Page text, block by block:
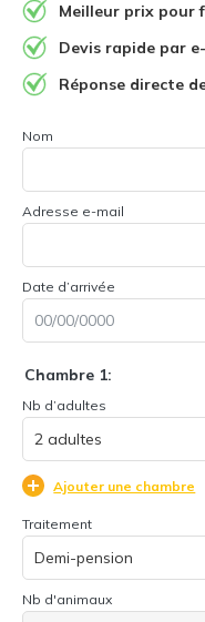
Meilleur prix pour
Devis rapide par
Réponse directe
Nom
Adresse e-mail
Date d’arrivée
Chambre 1:
Nb d’adultes
Ajouter une chambre
Traitement
Nb d'animaux